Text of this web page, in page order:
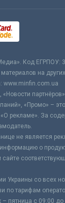
Код ЕГРПОУ:
на
www.minfin.com.ua
«Промо» –
рекламе». За
не является
о
Украины со всех
по тарифам
– пятница с 09:00 до